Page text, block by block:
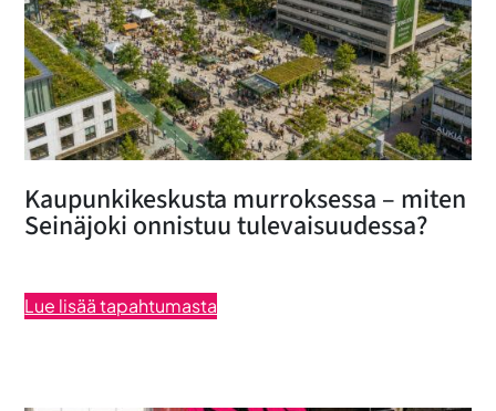
Kaupunkikeskusta murroksessa – miten
Seinäjoki onnistuu tulevaisuudessa?
Lue lisää tapahtumasta